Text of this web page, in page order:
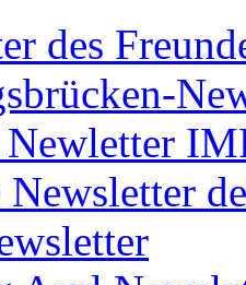
des
Newsletter